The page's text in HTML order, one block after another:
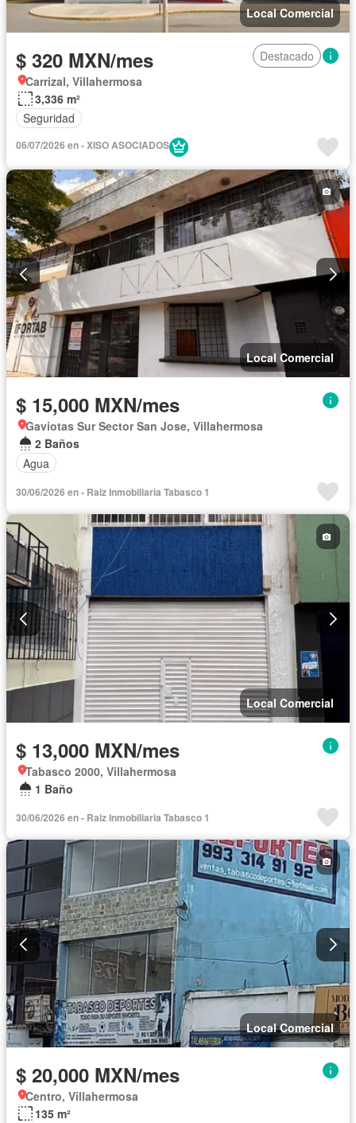
Local Comercial
$ 320 MXN/mes
Destacado
Carrizal, Villahermosa
3,336 m²
Seguridad
06/07/2026 en - XISO ASOCIADOS
Local Comercial
$ 15,000 MXN/mes
Gaviotas Sur Sector San Jose, Villahermosa
2 Baños
Agua
30/06/2026 en - Raiz Inmobiliaria Tabasco 1
Local Comercial
$ 13,000 MXN/mes
Tabasco 2000, Villahermosa
1 Baño
30/06/2026 en - Raiz Inmobiliaria Tabasco 1
Local Comercial
$ 20,000 MXN/mes
Centro, Villahermosa
135 m²